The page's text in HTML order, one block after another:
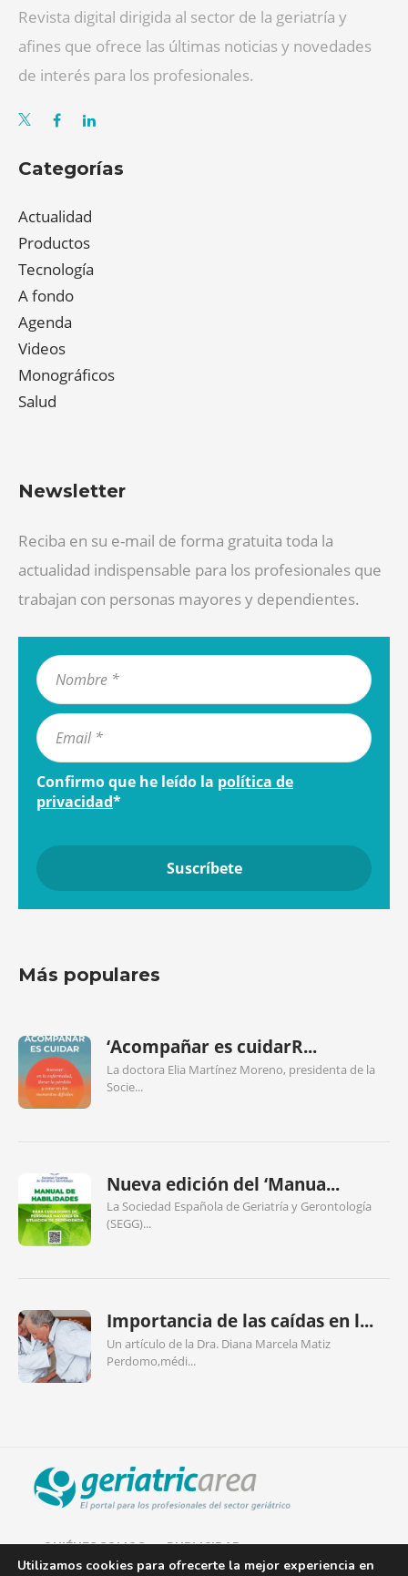
Revista digital dirigida al sector de la geriatría y
afines que ofrece las últimas noticias y novedades
de interés para los profesionales.
Categorías
Actualidad
Productos
Tecnología
A fondo
Agenda
Videos
Monográficos
Salud
Newsletter
Reciba en su e-mail de forma gratuita toda la
actualidad indispensable para los profesionales que
trabajan con personas mayores y dependientes.
Confirmo que he leído la política de
privacidad*
Más populares
‘Acompañar es cuidarR...
La doctora Elia Martínez Moreno, presidenta de la
Socie...
Nueva edición del ‘Manua...
La Sociedad Española de Geriatría y Gerontología
(SEGG)...
Importancia de las caídas en l...
Un artículo de la Dra. Diana Marcela Matiz
Perdomo,médi...
QUIÉNES SOMOS PUBLICIDAD
Utilizamos cookies para ofrecerte la mejor experiencia en